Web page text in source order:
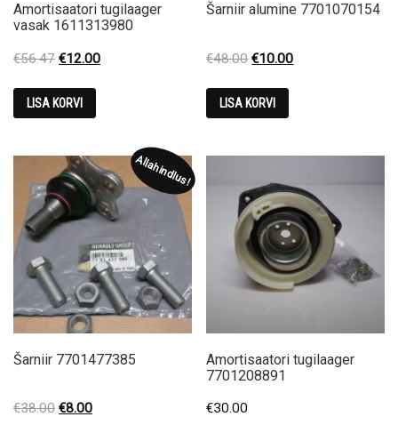
Amortisaatori tugilaager
vasak 1611313980
€56.47 Original
was:
€56.47.
€12.00Current
LISA KORVI
Šarniir alumine 7701070154
€48.00 Original
was:
€48.00.
€10.00Current
LISA KORVI
Allahindlus!
Šarniir 7701477385
€38.00 Original
€8.00Current
Amortisaatori tugilaager
7701208891
€30.00